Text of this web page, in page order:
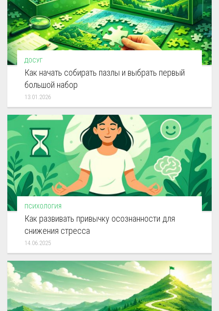
ДОСУГ
Как начать собирать пазлы и выбрать первый
большой набор
13.01.2026
ПСИХОЛОГИЯ
Как развивать привычку осознанности для
снижения стресса
14.06.2025